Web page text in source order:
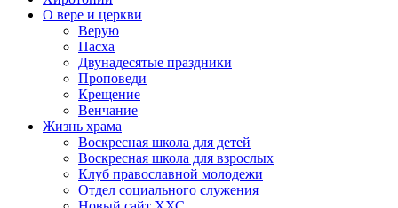
О вере и церкви
Верую
Пасха
Двунадесятые праздники
Проповеди
Крещение
Венчание
Жизнь храма
Воскресная школа для детей
Воскресная школа для взрослых
Клуб православной молодежи
Отдел социального служения